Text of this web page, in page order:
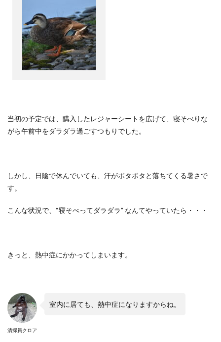
当初の予定では、購入したレジャーシートを広げて、寝そべりな
がら午前中をダラダラ過ごすつもりでした。
しかし、日陰で休んでいても、汗がボタボタと落ちてくる暑さで
す。
こんな状況で、 “寝そべってダラダラ” なんてやっていたら・・・
きっと、熱中症にかかってしまいます。
清掃員クロア
室内に居ても、熱中症になりますからね。